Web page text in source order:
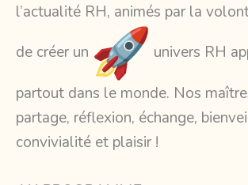
l’actualité RH, animés par la
de créer un
univers RH
partout dans le monde. Nos
partage, réflexion, échange,
convivialité et plaisir !